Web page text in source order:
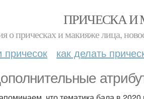
ПРИЧЕСКА
о прическах и макияже лица,
как делать